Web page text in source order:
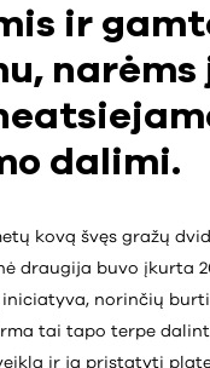
ir
narėms
dalimi.
kovą švęs gražų
draugija buvo įkurta
norinčių
tai tapo terpe
ir ją pristatyti